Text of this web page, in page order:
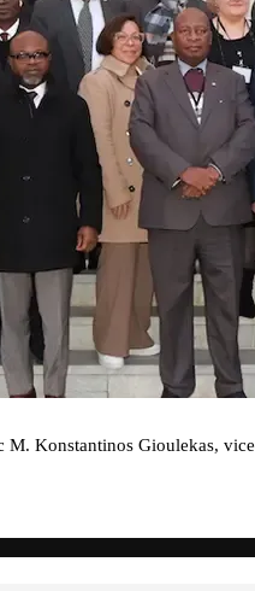
Konstantinos Gioulekas,